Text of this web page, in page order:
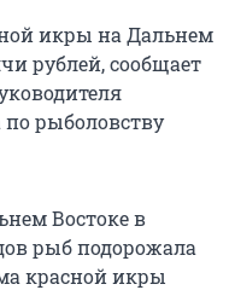
икры на Дальнем
рублей, сообщает
рыболовству
Востоке в
рыб подорожала
красной икры